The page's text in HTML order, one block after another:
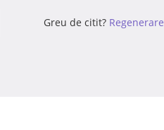
Greu de citit?